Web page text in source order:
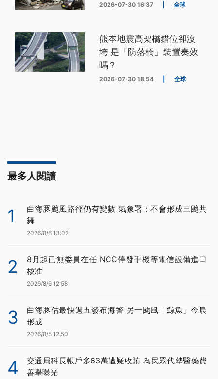
2026-07-30 16:37 全球
熊本地震高架橋錯位卻沒
垮 是「防落橋」裝置奏效
嗎？
2026-07-30 18:54 全球
最多人閱讀
1
白海豚颱風路徑仍有變數 氣象署：不會形成三颱共
舞
2026/8/6 13:02
2
8月起已無委員在任 NCC停發手機等電信設備進口
核准
2026/8/6 12:58
3
白海豚估最快週五發布海警 另一颱風「鯨魚」今晨
形成
2026/8/5 12:50
4
交通局科長帳戶多63萬遭疑收賄 為民眾代墊醫藥費
善舉曝光